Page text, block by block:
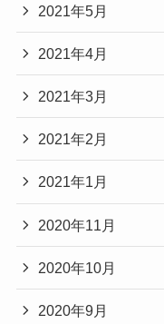
2021年5月
2021年4月
2021年3月
2021年2月
2021年1月
2020年11月
2020年10月
2020年9月